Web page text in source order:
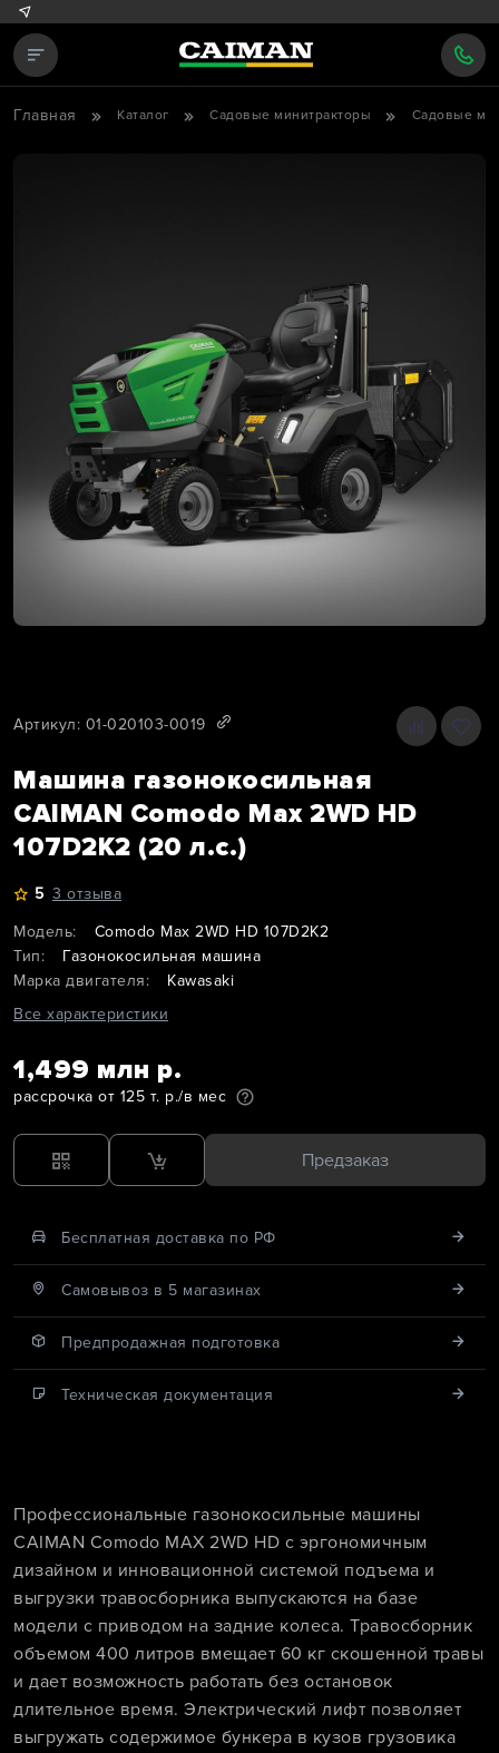
Главная Каталог Садовые минитракторы Садовые
Артикул: 01-020103-0019
Машина газонокосильная
CAIMAN Comodo Max 2WD HD
107D2K2 (20 л.с.)
5 3 отзыва
Модель:
Comodo Max 2WD HD 107D2K2
Тип:
Газонокосильная машина
Марка двигателя:
Kawasaki
Все характеристики
1,499 млн р.
рассрочка от 125 т. р./в мес
Предзаказ
Бесплатная доставка по РФ
Cамовывоз в 5 магазинах
Предпродажная подготовка
Техническая документация
Профессиональные газонокосильные машины
CAIMAN Comodo MAX 2WD HD с эргономичным
дизайном и инновационной системой подъема и
выгрузки травосборника выпускаются на базе
модели с приводом на задние колеса. Травосборник
объемом 400 литров вмещает 60 кг скошенной травы
и дает возможность работать без остановок
длительное время. Электрический лифт позволяет
выгружать содержимое бункера в кузов грузовика